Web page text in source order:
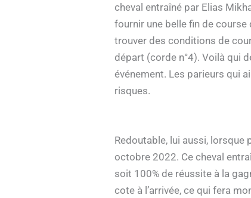
cheval entraîné par Elias
fournir une belle fin de
trouver des conditions de
départ (corde n°4). Voilà qui
événement. Les parieurs qui
risques.
Redoutable, lui aussi, lorsque
octobre 2022. Ce cheval
soit 100% de réussite à la
cote à l’arrivée, ce qui fera